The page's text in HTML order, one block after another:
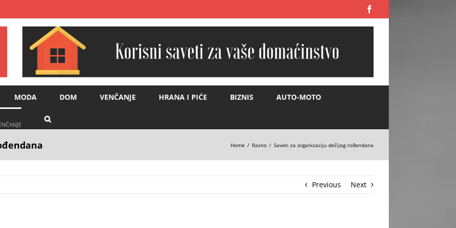
MODA DOM VENČANJE HRANA I PIĆE BIZNIS
AUTO-MOTO
Home Razno Saveti za organizaciju dečijeg rođendana
Previous Next